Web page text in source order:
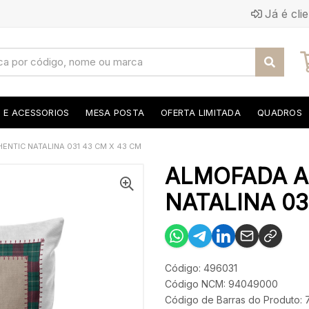
Já é
E ACESSORIOS MESA POSTA OFERTA LIMITADA QUADROS
NATALINA 031 43 CM X 43 CM
ALMOFADA
NATALINA
Código: 496031
Código NCM: 94049000
Código de Barras do Produto: